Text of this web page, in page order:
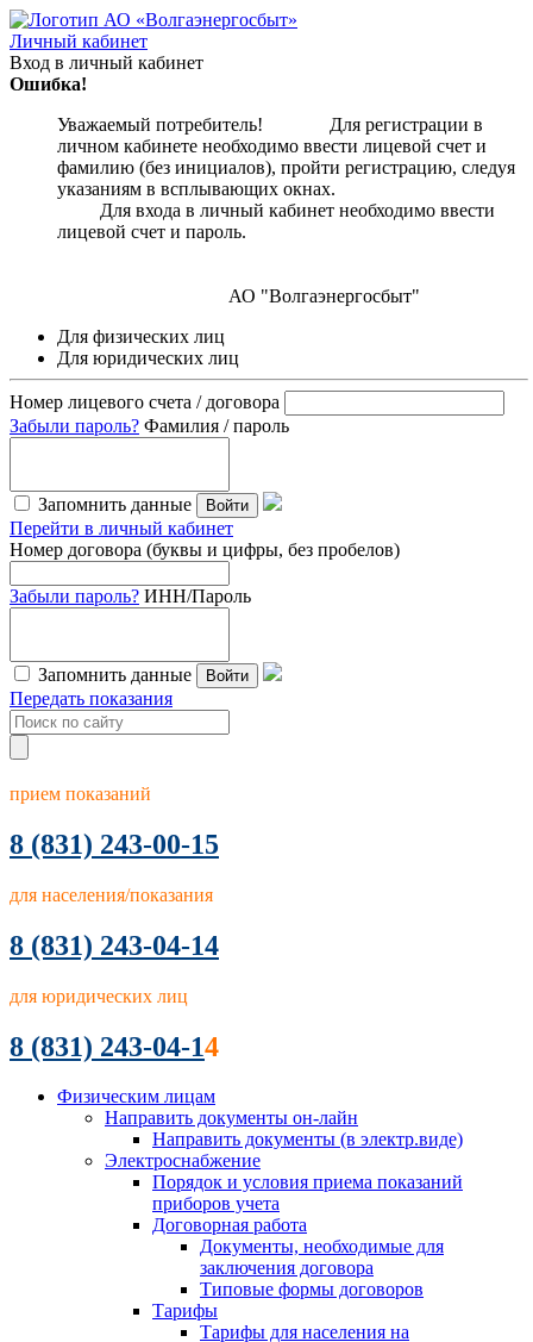
Личный кабинет
Вход в личный кабинет
Ошибка!
Уважаемый потребитель! Для регистрации в
личном кабинете необходимо ввести лицевой счет и
фамилию (без инициалов), пройти регистрацию, следуя
указаниям в всплывающих окнах.
Для входа в личный кабинет необходимо ввести
лицевой счет и пароль.
АО "Волгаэнергосбыт"
Для физических лиц
Для юридических лиц
Номер лицевого счета / договора
Забыли пароль? Фамилия / пароль
Запомнить данные Войти
Перейти в личный кабинет
Номер договора (буквы и цифры, без пробелов)
Забыли пароль? ИНН/Пароль
Запомнить данные Войти
Передать показания
прием показаний
8 (831) 243-00-15
для населения/показания
8 (831) 243-04-14
для юридических лиц
8 (831) 243-04-14
Физическим лицам
Направить документы он-лайн
Направить документы (в электр.виде)
Электроснабжение
Порядок и условия приема показаний
приборов учета
Договорная работа
Документы, необходимые для
заключения договора
Типовые формы договоров
Тарифы
Тарифы для населения на